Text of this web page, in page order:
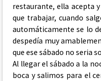
restaurante, ella acepta
que trabajar, cuando
automáticamente se lo
despedía muy
que ese sábado no seria
Al llegar el sábado a la
boca y salimos para el